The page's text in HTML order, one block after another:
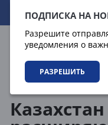
ПОДПИСКА НА
Разрешите
уведомления о
РАЗРЕШИТЬ
07.08.2026 10:54:07